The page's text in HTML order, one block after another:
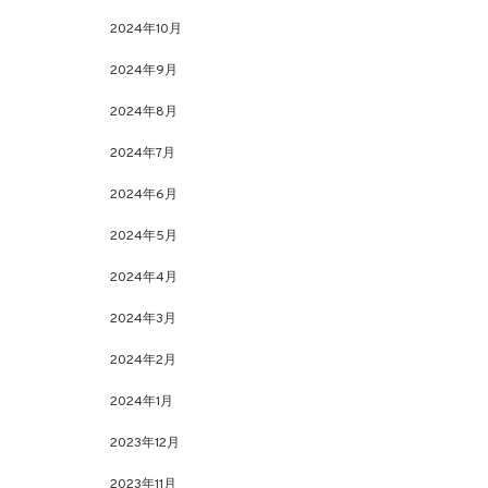
2024年10月
2024年9月
2024年8月
2024年7月
2024年6月
2024年5月
2024年4月
2024年3月
2024年2月
2024年1月
2023年12月
2023年11月